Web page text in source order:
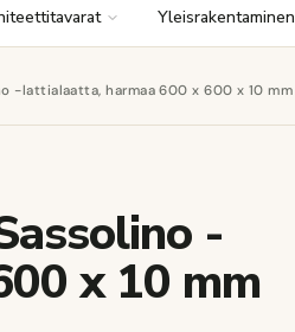
Yleisrakentaminen
-lattialaatta, harmaa 600 x 600 x 10 mm
-
x 10 mm